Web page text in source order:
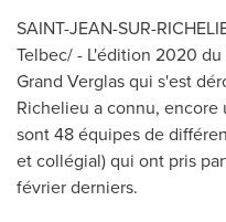
SAINT-JEAN-SUR-
Telbec/ - L'édition 2020
Grand Verglas qui s'est
Richelieu a connu, encore
sont 48 équipes de
et collégial) qui ont pris
février derniers.